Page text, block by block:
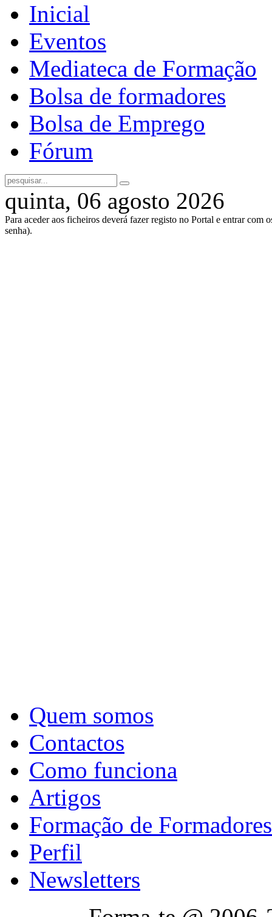
Inicial
Eventos
Mediateca de Formação
Bolsa de formadores
Bolsa de Emprego
Fórum
quinta, 06 agosto 2026
Para aceder aos ficheiros deverá fazer registo no Portal e entrar com
senha).
Quem somos
Contactos
Como funciona
Artigos
Formação de Formadores
Perfil
Newsletters